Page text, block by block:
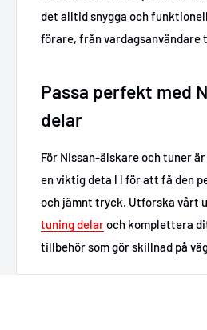
det alltid snygga och
förare, från
Passa perfekt med
delar
För Nissan-älskare och tuner
en viktig deta l l för att få den
och jämnt tryck. Utforska vårt
tuning delaroch komplettera
tillbehör som gör skillnad på